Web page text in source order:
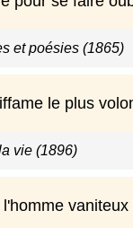
et poésies (1865)
le plus
vie (1896)